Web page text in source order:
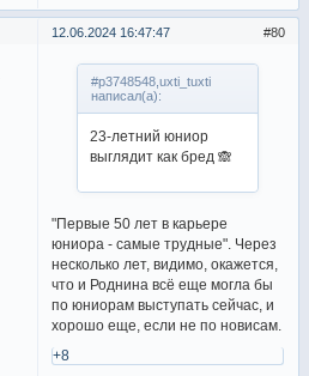
80
12.06.2024 16:47:47
#p3748548,uxti_tuxti
написал(а):
23-летний юниор
выглядит как бред 🙈
"Первые 50 лет в карьере
юниора - самые трудные". Через
несколько лет, видимо, окажется,
что и Роднина всё еще могла бы
по юниорам выступать сейчас, и
хорошо еще, если не по новисам.
+8